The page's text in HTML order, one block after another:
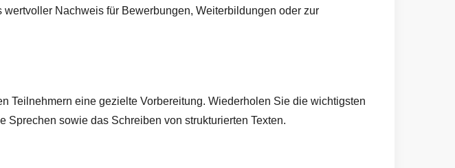
Nachweis für Bewerbungen, Weiterbildungen oder zur
Teilnehmern eine gezielte Vorbereitung. Wiederholen Sie die wichtigsten
Sprechen sowie das Schreiben von strukturierten Texten.